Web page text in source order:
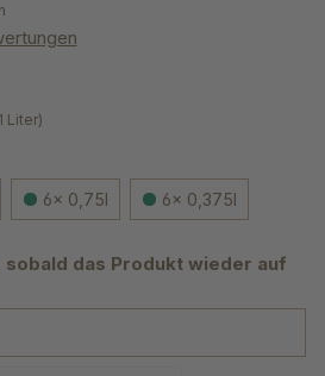
Liter)
6x 0,75l 6x 0,375l
sobald das Produkt wieder auf